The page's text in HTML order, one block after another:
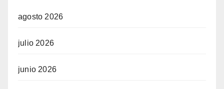
agosto 2026
julio 2026
junio 2026